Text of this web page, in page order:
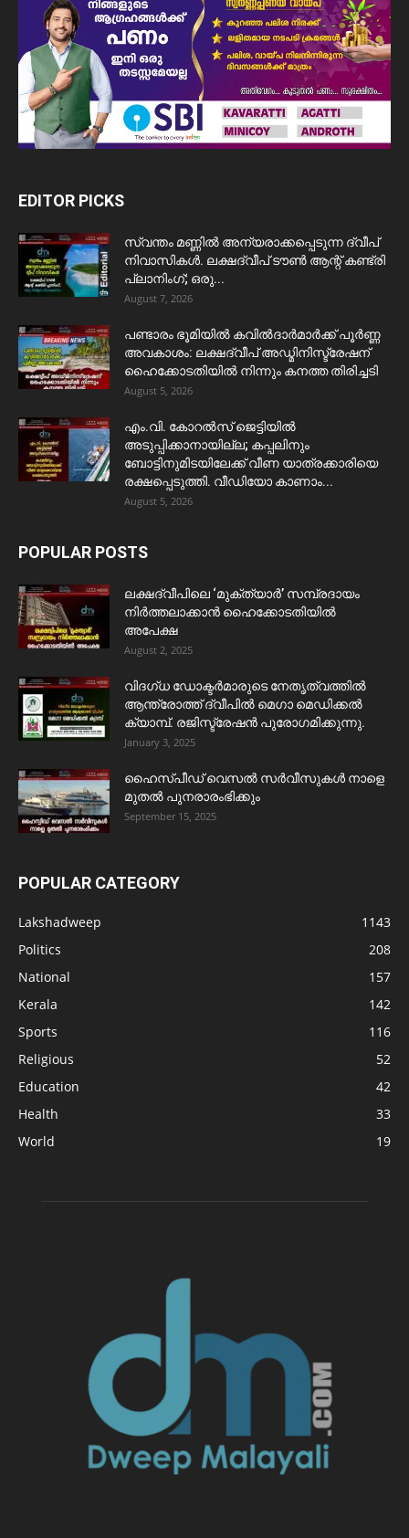
EDITOR PICKS
സ്വന്തം മണ്ണിൽ അന്യരാക്കപ്പെടുന്ന ദ്വീപ്
നിവാസികൾ. ലക്ഷദ്വീപ് ടൗൺ ആന്റ് കണ്ട്രി
പ്ലാനിംഗ്; ഒരു...
August 7, 2026
പണ്ടാരം ഭൂമിയിൽ കവിൽദാർമാർക്ക് പൂർണ്ണ
അവകാശം: ലക്ഷദ്വീപ് അഡ്മിനിസ്ട്രേഷന്
ഹൈക്കോടതിയിൽ നിന്നും കനത്ത തിരിച്ചടി
August 5, 2026
​എം.വി. കോറൽസ് ജെട്ടിയിൽ
അടുപ്പിക്കാനായില്ല; കപ്പലിനും
ബോട്ടിനുമിടയിലേക്ക് വീണ യാത്രക്കാരിയെ
രക്ഷപ്പെടുത്തി. വീഡിയോ കാണാം...
August 5, 2026
POPULAR POSTS
ലക്ഷദ്വീപിലെ ‘മുക്ത്യാർ’ സമ്പ്രദായം
നിർത്തലാക്കാൻ ഹൈക്കോടതിയിൽ
അപേക്ഷ
August 2, 2025
വിദഗ്ധ ഡോക്ടർമാരുടെ നേതൃത്വത്തിൽ
ആന്ത്രോത്ത് ദ്വീപിൽ മെഗാ മെഡിക്കൽ
ക്യാമ്പ്. രജിസ്ട്രേഷൻ പുരോഗമിക്കുന്നു.
January 3, 2025
ഹൈസ്പീഡ് വെസൽ സർവീസുകൾ നാളെ
മുതൽ പുനരാരംഭിക്കും
September 15, 2025
POPULAR CATEGORY
Lakshadweep
1143
Politics
208
National
157
Kerala
142
Sports
116
Religious
52
Education
42
Health
33
World
19